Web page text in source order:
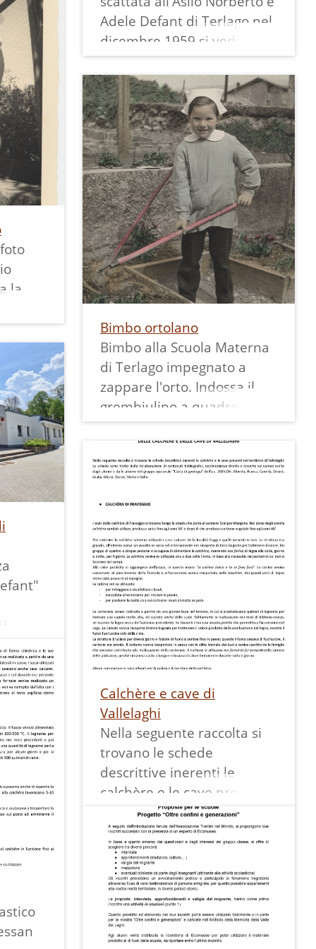
una
Adele Defant di Terlago nel
dicembre 1959 si vedono le
bambine impegnate a
lavorare calze ai ferri, una
competenza davvero
elevata per quell'età.
Sullo sfondo si vede un
presepe e la maestra Maria
Fabbro, che per tanti anni
aveva insegnato lì prima
dell'arrivo delle suore, in
visita con un lungo
cappotto.
La foto in bianco e nero è
quadrata, di 7 cm circa di
alto, ed è stampata in alto
su una carta di 8,5x11,5
cm.
la
il
Bimbo ortolano
Bimbo alla Scuola Materna
di Terlago impegnato a
zappare l'orto. Indossa il
grembiulino a quadretti
bianchi e azzurri e la
bustina bianca in testa,
come era uso al tempo. La
stata colorata.
tre
di
Calchère e cave di
Vallelaghi
Nella seguente raccolta si
trovano le schede
descrittive inerenti le
calchère e le cave presenti
nel territorio di Vallelaghi.
Le schede sono frutto della
rielaborazione di contenuti
bibliografici, testimonianze
dirette e ricerche sul
campo svolte dagli alunni e
dalle alunne del gruppo